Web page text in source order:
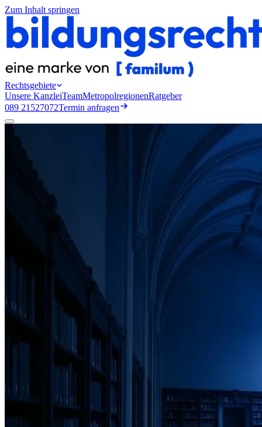
Zum Inhalt springen
Rechtsgebiete
Unsere KanzleiTeamMetropolregionenRatgeber
089 21527072Termin anfragen